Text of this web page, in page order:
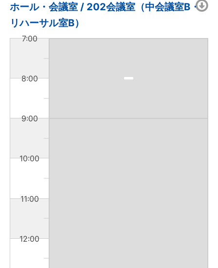
ホール・会議室 / 202会議室（中会議室B・
リハーサル室B）
7:00
8:00
9:00
10:00
11:00
12:00